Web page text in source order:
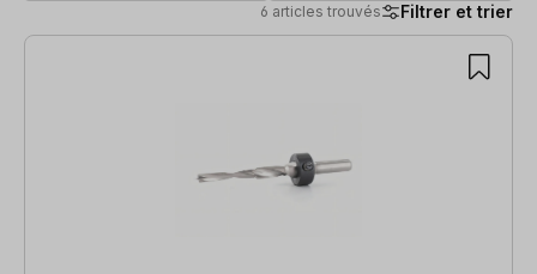
6 articles trouvés Filtrer et trier
6 articles trouvés